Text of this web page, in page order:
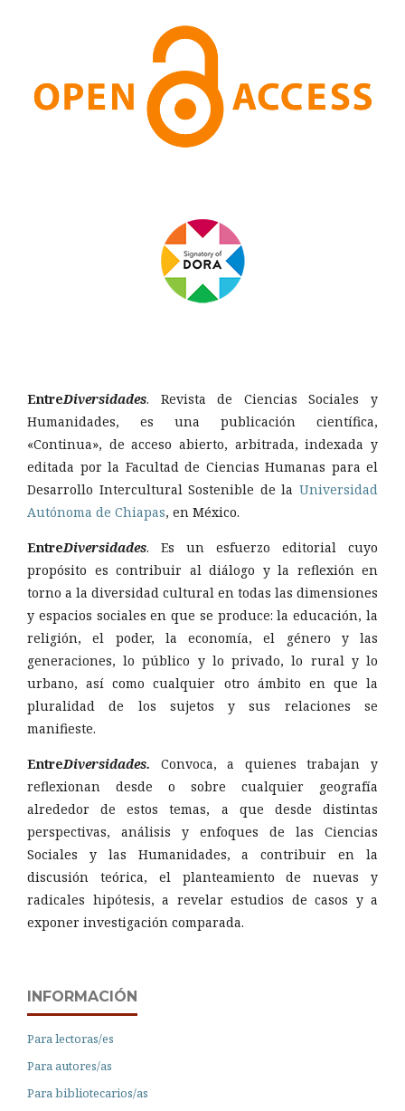
EntreDiversidades. Revista de Ciencias Sociales y
Humanidades, es una publicación científica,
«Continua», de acceso abierto, arbitrada, indexada y
editada por la Facultad de Ciencias Humanas para el
Desarrollo Intercultural Sostenible de la Universidad
Autónoma de Chiapas, en México.
EntreDiversidades. Es un esfuerzo editorial cuyo
propósito es contribuir al diálogo y la reflexión en
torno a la diversidad cultural en todas las dimensiones
y espacios sociales en que se produce: la educación, la
religión, el poder, la economía, el género y las
generaciones, lo público y lo privado, lo rural y lo
urbano, así como cualquier otro ámbito en que la
pluralidad de los sujetos y sus relaciones se
manifieste.
EntreDiversidades. Convoca, a quienes trabajan y
reflexionan desde o sobre cualquier geografía
alrededor de estos temas, a que desde distintas
perspectivas, análisis y enfoques de las Ciencias
Sociales y las Humanidades, a contribuir en la
discusión teórica, el planteamiento de nuevas y
radicales hipótesis, a revelar estudios de casos y a
exponer investigación comparada.
INFORMACIÓN
Para lectoras/es
Para autores/as
Para bibliotecarios/as